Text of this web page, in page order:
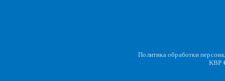
Политика обработки
KBP